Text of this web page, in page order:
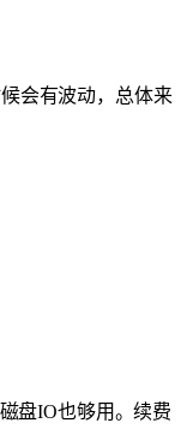
会有波动，总体来
盘IO也够用。续费